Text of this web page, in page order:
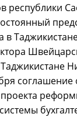
республики
в
соглашение